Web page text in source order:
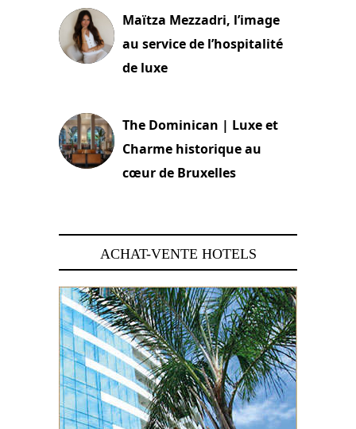
Maïtza Mezzadri, l’image
au service de l’hospitalité
de luxe
The Dominican | Luxe et
Charme historique au
cœur de Bruxelles
ACHAT-VENTE HOTELS